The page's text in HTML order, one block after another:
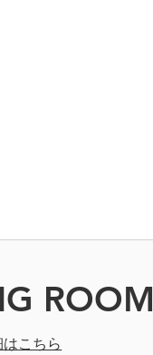
ROOM
はこちら